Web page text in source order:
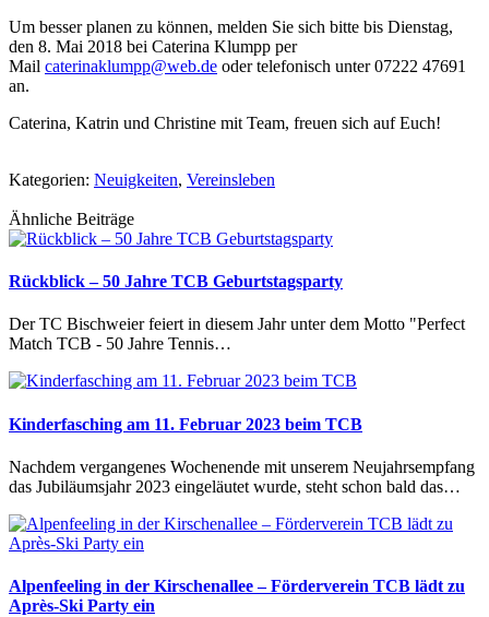
Um besser planen zu können, melden Sie sich bitte bis Dienstag,
den 8. Mai 2018 bei Caterina Klumpp per
Mail caterinaklumpp@web.de oder telefonisch unter 07222 47691
an.
Caterina, Katrin und Christine mit Team, freuen sich auf Euch!
Kategorien: Neuigkeiten, Vereinsleben
Ähnliche Beiträge
Rückblick – 50 Jahre TCB Geburtstagsparty
Der TC Bischweier feiert in diesem Jahr unter dem Motto "Perfect
Match TCB - 50 Jahre Tennis…
Kinderfasching am 11. Februar 2023 beim TCB
Nachdem vergangenes Wochenende mit unserem Neujahrsempfang
das Jubiläumsjahr 2023 eingeläutet wurde, steht schon bald das…
Alpenfeeling in der Kirschenallee – Förderverein TCB lädt zu
Après-Ski Party ein